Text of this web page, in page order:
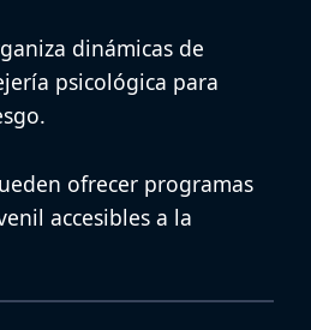
dinámicas de
psicológica para
ofrecer programas
accesibles a la